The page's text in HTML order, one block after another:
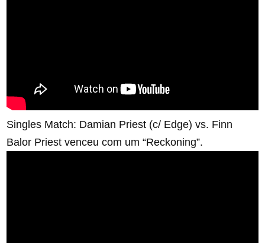
Singles Match: Damian Priest (c/ Edge) vs. Finn
Balor Priest venceu com um “Reckoning”.